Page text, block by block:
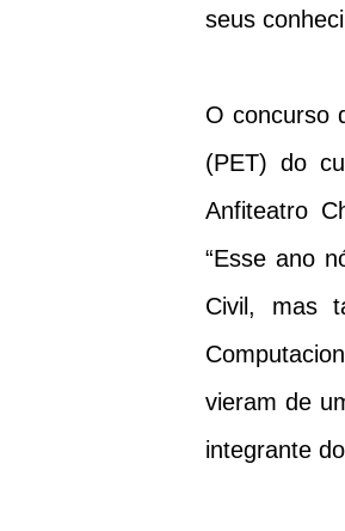
seus
O concurso
(PET) do
Anfiteatro
“Esse ano
Civil, mas
vieram de
integrante